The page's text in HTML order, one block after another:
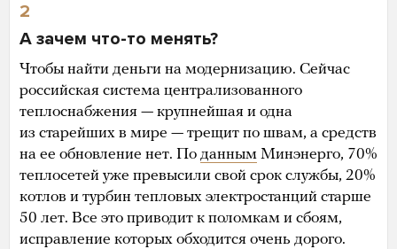
2
А зачем что-то менять?
Чтобы найти деньги на модернизацию. Сейчас
российская система централизованного
теплоснабжения — крупнейшая и одна
из старейших в мире — трещит по швам, а средств
на ее обновление нет. По данным Минэнерго, 70%
теплосетей уже превысили свой срок службы, 20%
котлов и турбин тепловых электростанций старше
50 лет. Все это приводит к поломкам и сбоям,
исправление которых обходится очень дорого.